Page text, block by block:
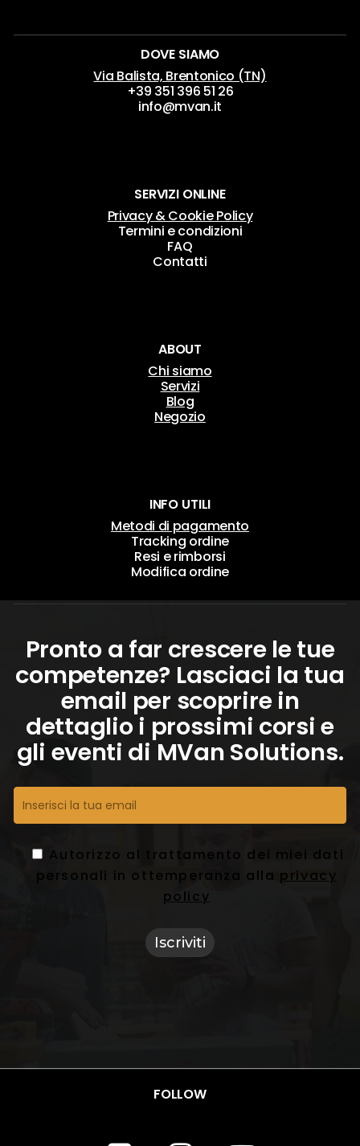
DOVE SIAMO
Via Balista, Brentonico (TN)
+39 351 396 51 26
info@mvan.it
SERVIZI ONLINE
Privacy & Cookie Policy
Termini e condizioni
FAQ
Contatti
ABOUT
Chi siamo
Servizi
Blog
Negozio
INFO UTILI
Metodi di pagamento
Tracking ordine
Resi e rimborsi
Modifica ordine
Pronto a far crescere le tue
competenze? Lasciaci la tua
email per scoprire in
dettaglio i prossimi corsi e
gli eventi di MVan Solutions.
Autorizzo al trattamento dei miei dati
personali in ottemperanza alla privacy
policy
FOLLOW